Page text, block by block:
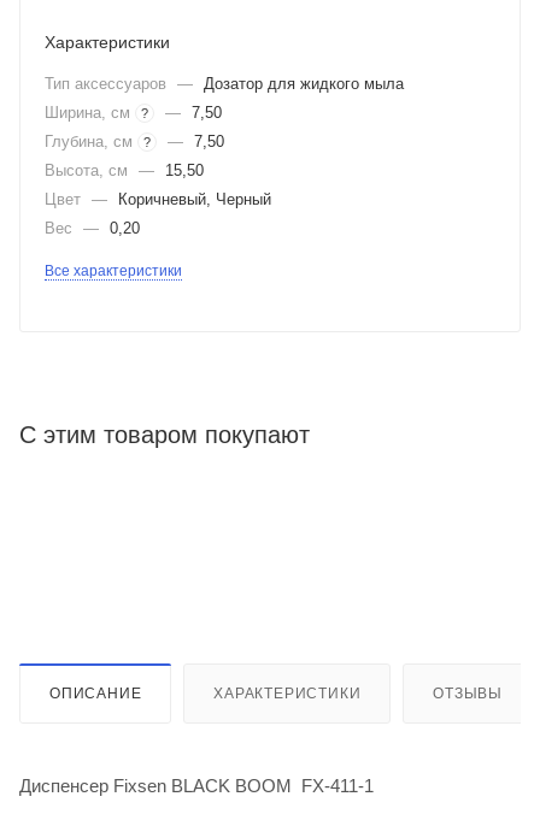
Характеристики
Тип аксессуаров — Дозатор для жидкого мыла
Ширина, см
? — 7,50
Глубина, см
? — 7,50
Высота, см
—
15,50
Цвет —
Коричневый, Черный
Вес
— 0,20
Все характеристики
С этим товаром покупают
ОПИСАНИЕ ХАРАКТЕРИСТИКИ ОТЗЫВЫ
Диспенсер Fixsen BLACK BOOM FX-411-1